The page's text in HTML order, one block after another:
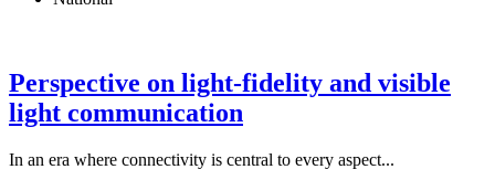
Perspective on light-fidelity and visible
light communication
In an era where connectivity is central to every aspect...